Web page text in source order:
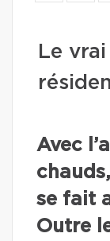
Le
Avec
se fait
Outre